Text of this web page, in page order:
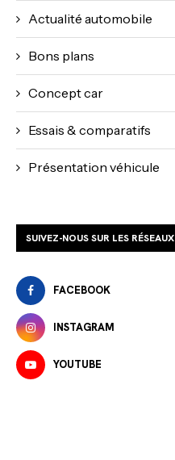
Actualité automobile
Bons plans
Concept car
Essais & comparatifs
Présentation véhicule
SUIVEZ-NOUS SUR LES RÉSEAUX
FACEBOOK
INSTAGRAM
YOUTUBE